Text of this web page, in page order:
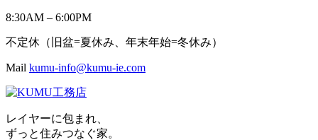
8:30AM – 6:00PM
不定休（旧盆=夏休み、年末年始=冬休み）
Mail kumu-info@kumu-ie.com
レイヤーに包まれ、
ずっと住みつなぐ家。